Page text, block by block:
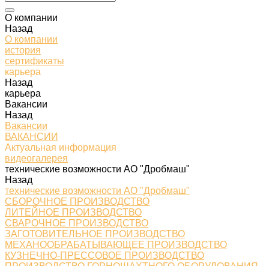
О компании
Назад
О компании
история
сертификаты
карьера
Назад
карьера
Вакансии
Назад
Вакансии
ВАКАНСИИ
Актуальная информация
видеогалерея
технические возможности АО "Дробмаш"
Назад
технические возможности АО "Дробмаш"
СБОРОЧНОЕ ПРОИЗВОДСТВО
ЛИТЕЙНОЕ ПРОИЗВОДСТВО
СВАРОЧНОЕ ПРОИЗВОДСТВО
ЗАГОТОВИТЕЛЬНОЕ ПРОИЗВОДСТВО
МЕХАНООБРАБАТЫВАЮЩЕЕ ПРОИЗВОДСТВО
КУЗНЕЧНО-ПРЕССОВОЕ ПРОИЗВОДСТВО